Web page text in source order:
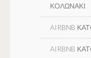
ΚΟΛΩΝΑΚΙ
AIRBNB
AIRBNB